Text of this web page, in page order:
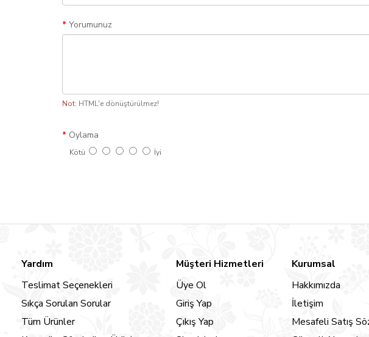
Yorumunuz
Not: HTML'e dönüştürülmez!
Oylama
Kötü İyi
Yardım
Teslimat Seçenekleri
Sıkça Sorulan Sorular
Tüm Ürünler
Müşteri Hizmetleri
Üye Ol
Giriş Yap
Çıkış Yap
Kurumsal
Hakkımızda
İletişim
Mesafeli Satış